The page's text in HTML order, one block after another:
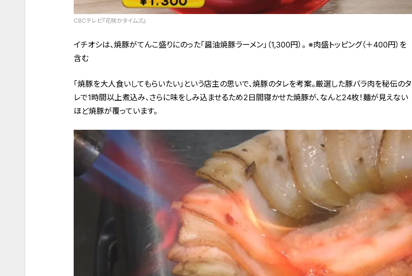
CBCテレビ『花咲かタイムズ』
イチオシは、焼豚がてんこ盛りにのった「醤油焼豚ラーメン」（1,300円）。 ※肉盛トッピング（＋400円）を
含む
「焼豚を大人食いしてもらいたい」という店主の思いで、焼豚のタレを考案。厳選した豚バラ肉を秘伝のタ
レで1時間以上煮込み、さらに味をしみ込ませるため2日間寝かせた焼豚が、なんと24枚！麺が見えない
ほど焼豚が覆っています。